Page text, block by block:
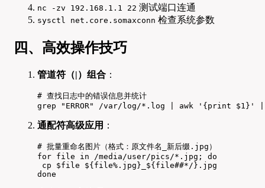
nc -zv 192.168.1.1 22 测试端口连通
sysctl net.core.somaxconn 检查系统参数
四、高效操作技巧
管道符（|）组合 ：
# 查找日志中的错误信息并统计
grep "ERROR" /var/log/*.log | awk '{print
通配符高级应用 ：
# 批量重命名图片（格式：原文件名_新后缀.jpg）
for file in /media/user/pics/*.jpg; do
cp $file ${file%.jpg}_${file##*/}.jpg
done